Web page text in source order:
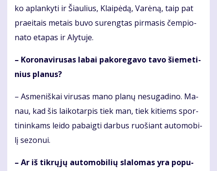
ko ap­lan­ky­ti ir Šiau­lius, Klai­pė­dą, Va­rė­ną, taip pat
pra­ei­tais me­tais bu­vo su­reng­tas pir­ma­sis čem­pio­
na­to eta­pas ir Aly­tu­je.
– Ko­ro­na­vi­ru­sas la­bai pa­ko­re­ga­vo ta­vo šie­me­ti­
nius pla­nus?
– As­me­niš­kai vi­ru­sas ma­no pla­nų ne­su­ga­di­no. Ma­
nau, kad šis lai­ko­tar­pis tiek man, tiek ki­tiems spor­
ti­nin­kams lei­do pa­baig­ti dar­bus ruo­šiant au­to­mo­bi­
lį se­zo­nui.
– Ar iš tik­rų­jų au­to­mo­bi­lių sla­lo­mas yra po­pu­